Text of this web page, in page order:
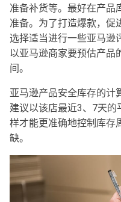
准备补货等。最好在产品
准备。为了打造爆款，促
选择适当进行一些亚马逊
以亚马逊商家要预估产品
间。
亚马逊产品安全库存的计
建议以该店最近3、7天
样才能更准确地控制库存
缺。